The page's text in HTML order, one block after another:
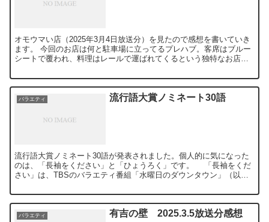
オモウマい店（2025年3月4日放送分）を見たので感想を書いていき
ます。 今回のお店は何と駐車場に立ってるプレハブ。客席はブルー
シートで覆われ、料理はレールで運ばれてくるという独特なお店。
バラエティ 流行語大賞ノミネート30語
流行語大賞ノミネート30語が発表されました。個人的に気になった
のは、「長袖をください」と「ひょうろく」です。 「長袖をくだ
さい」は、TBSのバラエティ番組「水曜日のダウンタウン」（以
バラエティ 有吉の壁 2025.3.5放送分感想